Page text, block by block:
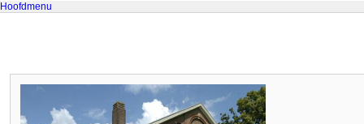
Hoofdmenu